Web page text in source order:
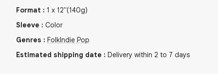
Format : 1 x 12"(140g)
Sleeve : Color
Genres : FolkIndie Pop
Estimated shipping date : Delivery within 2 to 7 days